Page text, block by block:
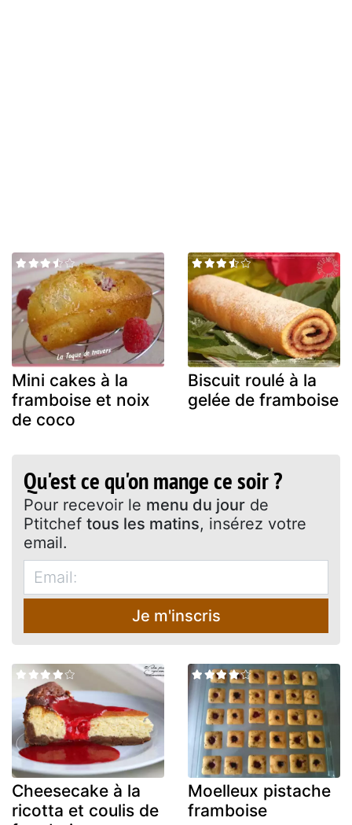
Mini cakes à la
framboise et noix
de coco
Biscuit roulé à la
gelée de framboise
Qu'est ce qu'on mange ce soir ?
Pour recevoir le menu du jour de
Ptitchef tous les matins, insérez votre
email.
Je m'inscris
Cheesecake à la
ricotta et coulis de
Moelleux pistache
framboise